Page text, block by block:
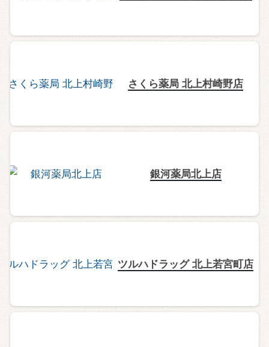
さくら薬局 北上村崎野店
銀河薬局北上店
ツルハドラッグ 北上若宮町店